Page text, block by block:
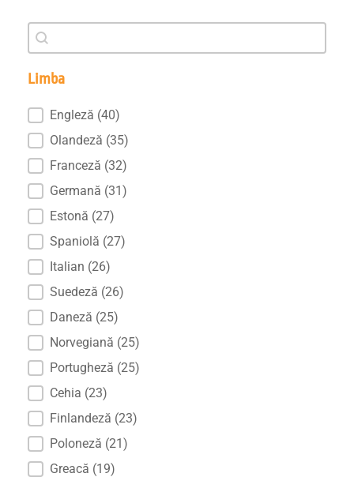
Căutare
Căutare
Limba
LimbaEngleză (40)
Olandeză (35)
Franceză (32)
Germană (31)
Estonă (27)
Spaniolă (27)
Italian (26)
Suedeză (26)
Daneză (25)
Norvegiană (25)
Portugheză (25)
Cehia (23)
Finlandeză (23)
Poloneză (21)
Greacă (19)